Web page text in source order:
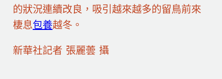
的狀況連續改良，吸引越來越多的留鳥前來
棲息包養越冬。
新華社記者 張麗蕓 攝